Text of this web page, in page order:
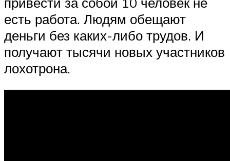
есть работа. Людям обещают
деньги без каких-либо трудов. И
получают тысячи новых участников
лохотрона.